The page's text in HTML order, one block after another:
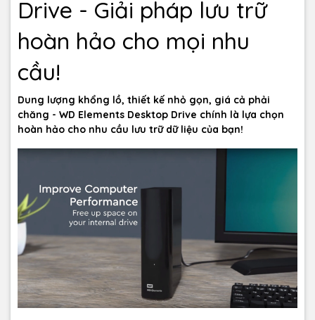
Drive - Giải pháp lưu trữ
hoàn hảo cho mọi nhu
cầu!
Dung lượng khổng lồ, thiết kế nhỏ gọn, giá cả phải
chăng - WD Elements Desktop Drive chính là lựa chọn
hoàn hảo cho nhu cầu lưu trữ dữ liệu của bạn!